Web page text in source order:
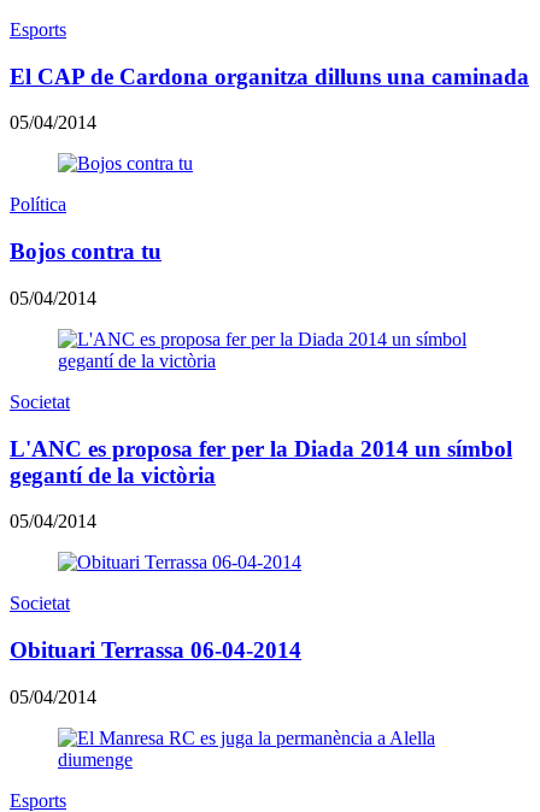
Esports
El CAP de Cardona organitza dilluns una caminada
05/04/2014
Política
Bojos contra tu
05/04/2014
Societat
L'ANC es proposa fer per la Diada 2014 un símbol
gegantí de la victòria
05/04/2014
Societat
Obituari Terrassa 06-04-2014
05/04/2014
Esports